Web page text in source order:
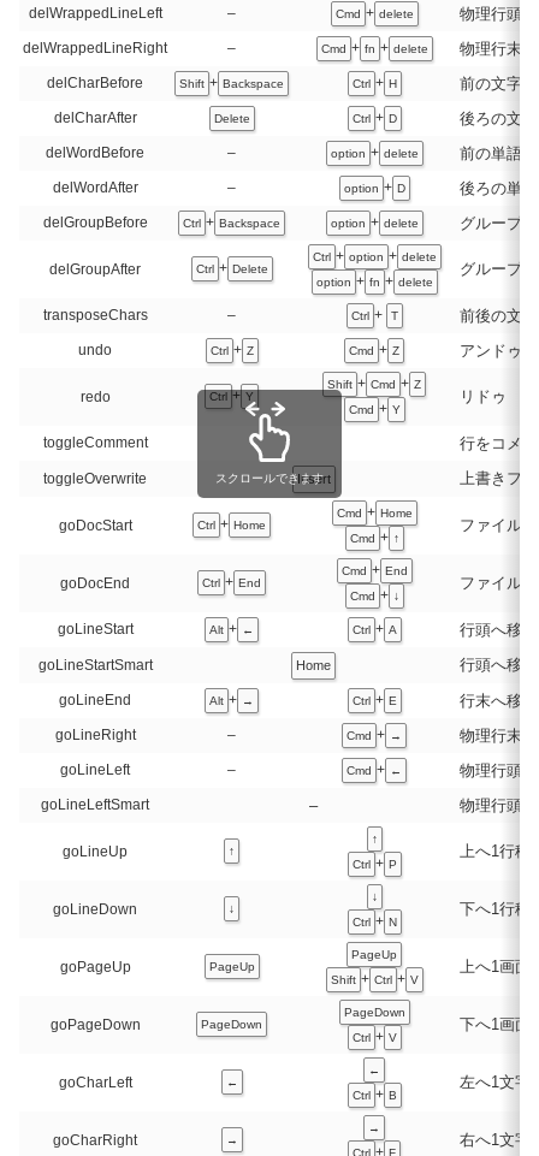
delWrappedLineLeft – Cmd + delete 物理行頭
delWrappedLineRight – Cmd + fn + delete 物理行末
delCharBefore Shift + Backspace Ctrl + H 前の文字
delCharAfter Delete Ctrl + D 後ろの文
delWordBefore – option + delete 前の単語
delWordAfter – option + D 後ろの単
delGroupBefore Ctrl + Backspace option + delete グループ
delGroupAfter Ctrl + Delete
Ctrl + option + delete
option + fn + delete
グループ
transposeChars – Ctrl + T 前後の文
undo Ctrl + Z Cmd + Z アンドゥ
redo Ctrl + Y
Shift + Cmd + Z
Cmd + Y
リドゥ
toggleComment 行をコメ
toggleOverwrite Insert 上書きフ
goDocStart Ctrl + Home
Cmd + Home
Cmd + ↑
ファイル
goDocEnd Ctrl + End
Cmd + End
Cmd + ↓
ファイル
goLineStart Alt + ← Ctrl + A 行頭へ移動
goLineStartSmart Home 行頭へ移動
goLineEnd Alt + → Ctrl + E 行末へ移動
goLineRight – Cmd + → 物理行末
goLineLeft – Cmd + ← 物理行頭
goLineLeftSmart – 物理行頭
goLineUp ↑
↑
Ctrl + P
上へ1行移
goLineDown ↓
↓
Ctrl + N
下へ1行移
goPageUp PageUp
PageUp
Shift + Ctrl + V
上へ1画面
goPageDown PageDown
PageDown
Ctrl + V
下へ1画面
goCharLeft ←
←
Ctrl + B
左へ1文字
goCharRight →
→
Ctrl + F
右へ1文字
スクロールできます